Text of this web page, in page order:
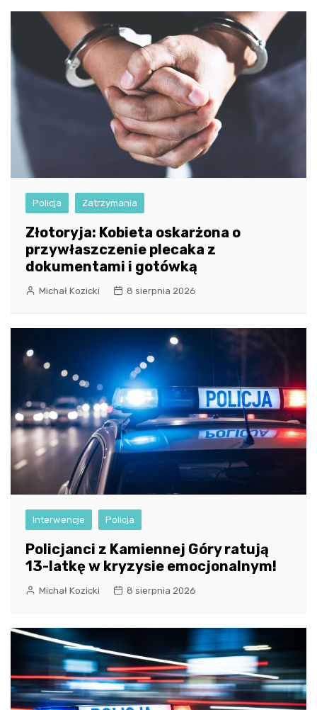
Policja Zatrzymania
Złotoryja: Kobieta oskarżona o
przywłaszczenie plecaka z
dokumentami i gotówką
Michał Kozicki 8 sierpnia 2026
Interwencje Policja
Policjanci z Kamiennej Góry ratują
13-latkę w kryzysie emocjonalnym!
Michał Kozicki 8 sierpnia 2026